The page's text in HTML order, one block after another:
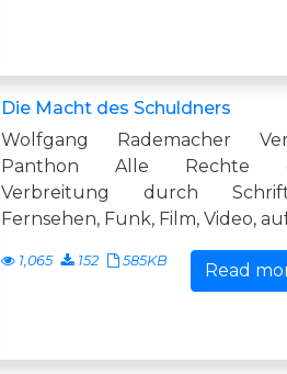
Die Macht des Schuldners
Wolfgang Rademacher
Panthon Alle Rechte
Verbreitung durch
Fernsehen, Funk, Film, Video,
1,065 152 585KB Read